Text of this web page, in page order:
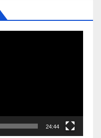
24:44